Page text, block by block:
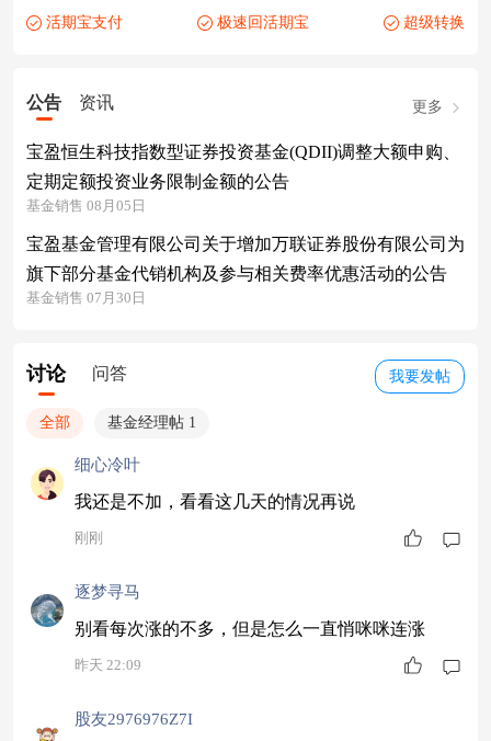
活期宝支付 极速回活期宝 超级转换
公告 资讯 更多
宝盈恒生科技指数型证券投资基金(QDII)调整大额申购、
定期定额投资业务限制金额的公告
基金销售 08月05日
宝盈基金管理有限公司关于增加万联证券股份有限公司为
旗下部分基金代销机构及参与相关费率优惠活动的公告
基金销售 07月30日
我要发帖
讨论 问答
全部 基金经理帖 1
细心冷叶
我还是不加，看看这几天的情况再说
刚刚
逐梦寻马
别看每次涨的不多，但是怎么一直悄咪咪连涨
昨天 22:09
股友2976976Z7I